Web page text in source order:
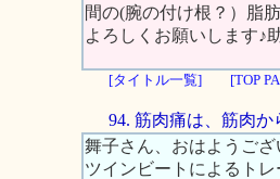
間の(腕の付け根？）脂
よろしくお願いします♪
[タイトル一覧] [TOP
94. 筋肉痛は、筋肉か
舞子さん、おはようござ
ツインビートによるト